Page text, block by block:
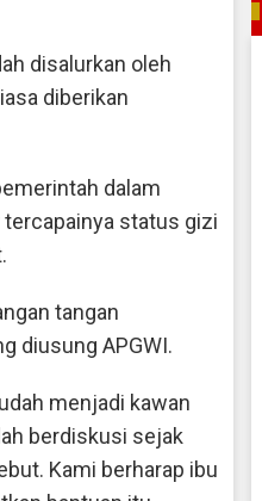
disalurkan oleh
diberikan
dalam
status gizi
tangan
diusung APGWI.
menjadi kawan
berdiskusi sejak
Kami berharap ibu